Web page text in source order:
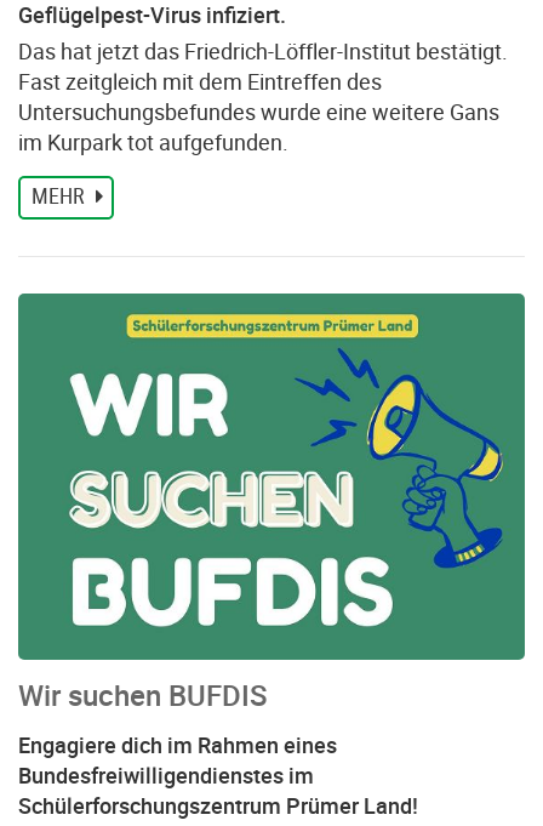
Geflügelpest-Virus infiziert.
Das hat jetzt das Friedrich-Löffler-Institut bestätigt.
Fast zeitgleich mit dem Eintreffen des
Untersuchungsbefundes wurde eine weitere Gans
im Kurpark tot aufgefunden.
MEHR
Wir suchen BUFDIS
Engagiere dich im Rahmen eines
Bundesfreiwilligendienstes im
Schülerforschungszentrum Prümer Land!